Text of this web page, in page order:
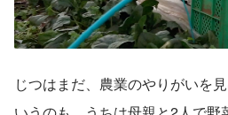
じつはまだ、農業のやりがいを